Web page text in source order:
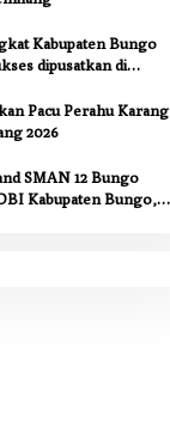
Kabupaten Bungo
dipusatkan di
Pacu Perahu Karang
2026
SMAN 12 Bungo
Kabupaten Bungo,